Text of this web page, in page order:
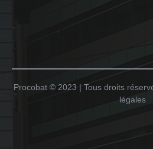
Procobat © 2023 | Tous droits
légales